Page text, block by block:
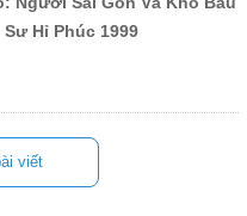
Hỉ Phúc 1999
viết